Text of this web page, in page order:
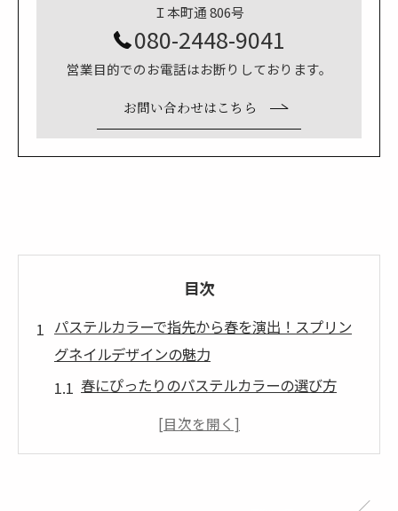
Ｉ本町通 806号
080-2448-9041
営業目的でのお電話はお断りしております。
お問い合わせはこちら
目次
パステルカラーで指先から春を演出！スプリン
グネイルデザインの魅力
春にぴったりのパステルカラーの選び方
パステルネイルで優しい雰囲気を演出する